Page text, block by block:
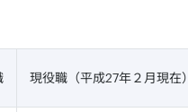
現役職（平成27年２月現在）